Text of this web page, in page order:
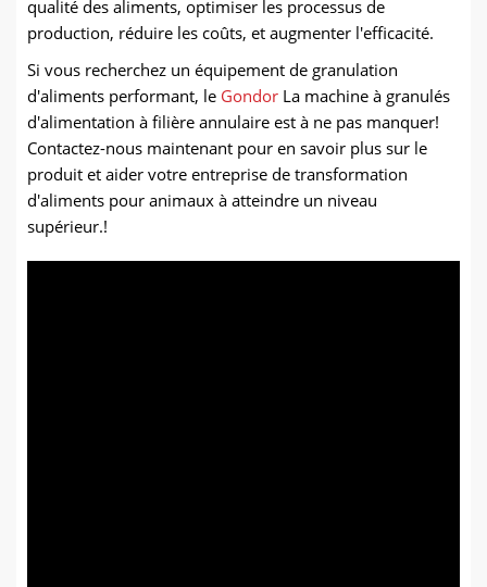
qualité des aliments, optimiser les processus de
production, réduire les coûts, et augmenter l'efficacité.
Si vous recherchez un équipement de granulation
d'aliments performant, le Gondor La machine à granulés
d'alimentation à filière annulaire est à ne pas manquer!
Contactez-nous maintenant pour en savoir plus sur le
produit et aider votre entreprise de transformation
d'aliments pour animaux à atteindre un niveau
supérieur.!